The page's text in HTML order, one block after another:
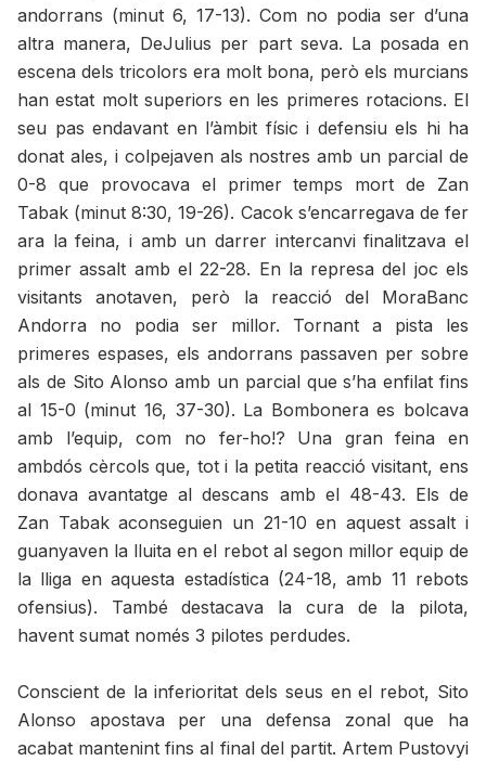
andorrans (minut 6, 17-13). Com no podia ser d’una
altra manera, DeJulius per part seva. La posada en
escena dels tricolors era molt bona, però els murcians
han estat molt superiors en les primeres rotacions. El
seu pas endavant en l’àmbit físic i defensiu els hi ha
donat ales, i colpejaven als nostres amb un parcial de
0-8 que provocava el primer temps mort de Zan
Tabak (minut 8:30, 19-26). Cacok s’encarregava de fer
ara la feina, i amb un darrer intercanvi finalitzava el
primer assalt amb el 22-28. En la represa del joc els
visitants anotaven, però la reacció del MoraBanc
Andorra no podia ser millor. Tornant a pista les
primeres espases, els andorrans passaven per sobre
als de Sito Alonso amb un parcial que s’ha enfilat fins
al 15-0 (minut 16, 37-30). La Bombonera es bolcava
amb l’equip, com no fer-ho!? Una gran feina en
ambdós cèrcols que, tot i la petita reacció visitant, ens
donava avantatge al descans amb el 48-43. Els de
Zan Tabak aconseguien un 21-10 en aquest assalt i
guanyaven la lluita en el rebot al segon millor equip de
la lliga en aquesta estadística (24-18, amb 11 rebots
ofensius). També destacava la cura de la pilota,
havent sumat només 3 pilotes perdudes.
Conscient de la inferioritat dels seus en el rebot, Sito
Alonso apostava per una defensa zonal que ha
acabat mantenint fins al final del partit. Artem Pustovyi